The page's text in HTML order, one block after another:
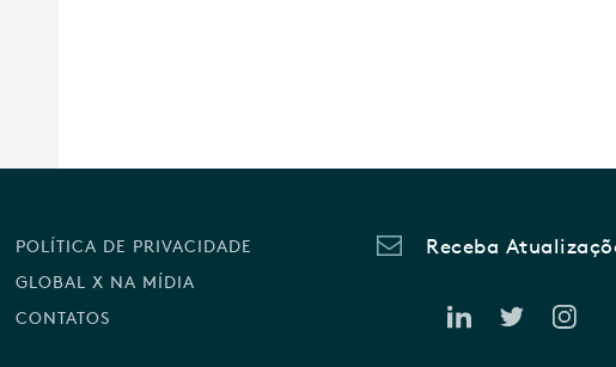
POLÍTICA DE PRIVACIDADE
GLOBAL X NA MÍDIA
CONTATOS
Receba